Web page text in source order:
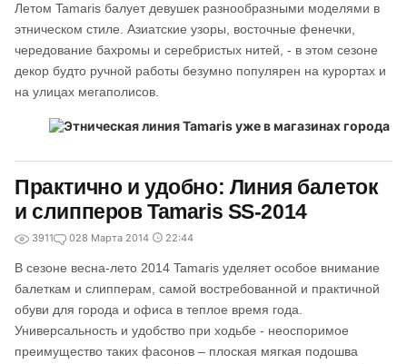
Летом Tamaris балует девушек разнообразными моделями в
этническом стиле. Азиатские узоры, восточные фенечки,
чередование бахромы и серебристых нитей, - в этом сезоне
декор будто ручной работы безумно популярен на курортах и
на улицах мегаполисов.
Практично и удобно: Линия балеток
и слипперов Tamaris SS-2014
3911 028 Марта 2014 22:44
В сезоне весна-лето 2014 Tamaris уделяет особое внимание
балеткам и слипперам, самой востребованной и практичной
обуви для города и офиса в теплое время года.
Универсальность и удобство при ходьбе - неоспоримое
преимущество таких фасонов – плоская мягкая подошва